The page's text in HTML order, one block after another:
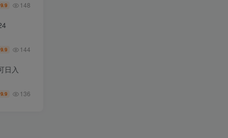
9.9 148
9.9 144
日入
9.9 136